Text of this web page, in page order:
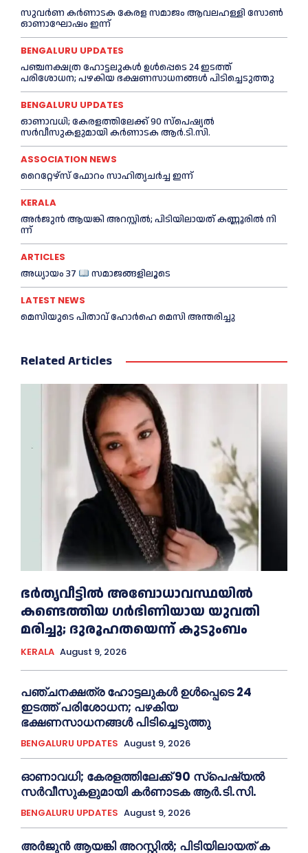
സുവർണ കർണാടക കേരള സമാജം ആവലഹള്ളി സോണ്‍
ഓണാഘോഷം ഇന്ന്
BENGALURU UPDATES
പഞ്ചനക്ഷത്ര ഹോട്ടലുകള്‍ ഉൾപ്പെടെ 24 ഇടത്ത്
പരിശോധന; പഴകിയ ഭക്ഷണസാധനങ്ങൾ പിടിച്ചെടുത്തു
BENGALURU UPDATES
ഓണാവധി; കേരളത്തിലേക്ക് 90 സ്പെഷ്യല്‍
സർവീസുകളുമായി കർണാടക ആർ.ടി.സി.
ASSOCIATION NEWS
റൈറ്റേഴ്സ് ഫോറം സാഹിത്യചർച്ച ഇന്ന്
KERALA
അ​ർ​ജു​ൻ ആ​യ​ങ്കി അ​റ​സ്റ്റി​ൽ; പി​ടി​യി​ലാ​യ​ത് ക​ണ്ണൂ​രി​ൽ നി​
ന്ന്
ARTICLES
അധ്യായം 37 സമാജങ്ങളിലൂടെ
LATEST NEWS
മെ​സിയുടെ പിതാവ് ഹോർഹെ മെ​സി അന്തരിച്ചു
Related Articles
ഭര്‍തൃവീട്ടില്‍ അബോധാവസ്ഥയില്‍
കണ്ടെത്തിയ ഗര്‍ഭിണിയായ യുവതി
മരിച്ചു; ദുരൂഹതയെന്ന് കുടുംബം
KERALA August 9, 2026
പഞ്ചനക്ഷത്ര ഹോട്ടലുകള്‍ ഉൾപ്പെടെ 24
ഇടത്ത് പരിശോധന; പഴകിയ
ഭക്ഷണസാധനങ്ങൾ പിടിച്ചെടുത്തു
BENGALURU UPDATES August 9, 2026
ഓണാവധി; കേരളത്തിലേക്ക് 90 സ്പെഷ്യല്‍
സർവീസുകളുമായി കർണാടക ആർ.ടി.സി.
BENGALURU UPDATES August 9, 2026
അ​ർ​ജു​ൻ ആ​യ​ങ്കി അ​റ​സ്റ്റി​ൽ; പി​ടി​യി​ലാ​യ​ത് ക​